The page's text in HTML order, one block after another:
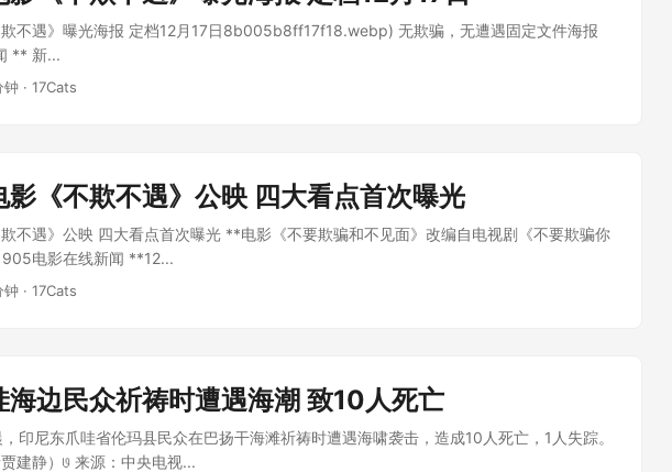
不遇》曝光海报 定档12月17日8b005b8ff17f18.webp) 无欺骗，无遭遇固定文件海报
** 新...
· 17Cats
影《不欺不遇》公映 四大看点首次曝光
不遇》公映 四大看点首次曝光 **电影《不要欺骗和不见面》改编自电视剧《不要欺骗你
电影在线新闻 **12...
· 17Cats
海边民众祈祷时遭遇海潮 致10人死亡
印尼东爪哇省伦玛县民众在巴扬干海滩祈祷时遭遇海啸袭击，造成10人死亡，1人失踪。
建静）𞓜 来源：中央电视...